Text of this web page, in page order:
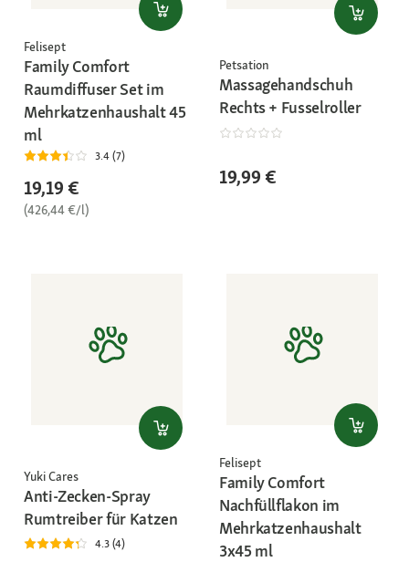
Felisept
Family Comfort
Raumdiffuser Set im
Mehrkatzenhaushalt 45
ml
3.4 (7)
19,19 €
(426,44 €/l)
Petsation
Massagehandschuh
Rechts + Fusselroller
19,99 €
Yuki Cares
Anti-Zecken-Spray
Rumtreiber für Katzen
4.3 (4)
Felisept
Family Comfort
Nachfüllflakon im
Mehrkatzenhaushalt
3x45 ml